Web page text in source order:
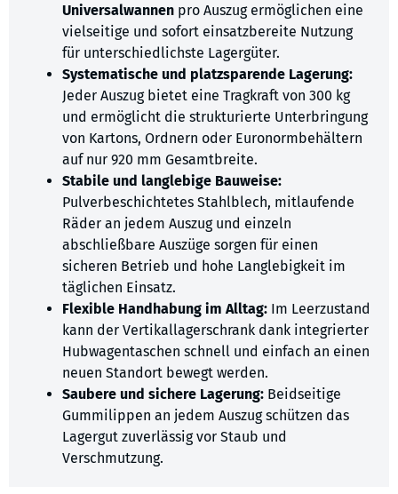
Universalwannen pro Auszug ermöglichen eine
vielseitige und sofort einsatzbereite Nutzung
für unterschiedlichste Lagergüter.
Systematische und platzsparende Lagerung:
Jeder Auszug bietet eine Tragkraft von 300 kg
und ermöglicht die strukturierte Unterbringung
von Kartons, Ordnern oder Euronormbehältern
auf nur 920 mm Gesamtbreite.
Stabile und langlebige Bauweise:
Pulverbeschichtetes Stahlblech, mitlaufende
Räder an jedem Auszug und einzeln
abschließbare Auszüge sorgen für einen
sicheren Betrieb und hohe Langlebigkeit im
täglichen Einsatz.
Flexible Handhabung im Alltag: Im Leerzustand
kann der Vertikallagerschrank dank integrierter
Hubwagentaschen schnell und einfach an einen
neuen Standort bewegt werden.
Saubere und sichere Lagerung: Beidseitige
Gummilippen an jedem Auszug schützen das
Lagergut zuverlässig vor Staub und
Verschmutzung.